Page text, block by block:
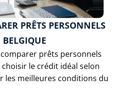
PRÊTS PERSONNELS
BELGIQUE
prêts personnels
le crédit idéal selon
les meilleures conditions du